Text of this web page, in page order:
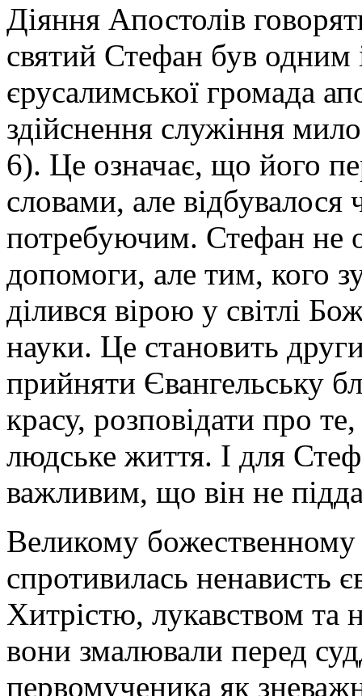
Діяння Апостолів
святий Стефан був одним
єрусалимської громада
здійснення служіння
6). Це означає, що його
словами, але
потребуючим. Стефан не
допомоги, але тим, кого
ділився вірою у світлі
науки. Це становить
прийняти Євангельську
красу, розповідати про
людське життя. І для
важливим, що він не
Великому божественному
спротивилась ненависть
Хитрістю, лукавством та
вони змалювали перед
первомученика як